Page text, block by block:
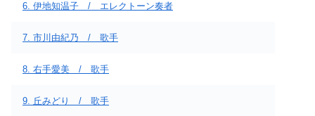
6. 伊地知温子 / エレクトーン奏者
7. 市川由紀乃 / 歌手
8. 右手愛美 / 歌手
9. 丘みどり / 歌手